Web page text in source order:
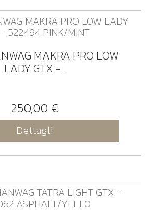
MAKRA PRO LOW
LADY GTX -...
250,00 €
Dettagli